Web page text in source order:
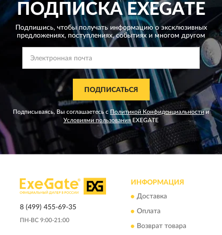
ПОДПИСКАEXEGATE
Подпишись, чтобы получать информацию о эксклюзивных
предложениях, поступлениях, событиях и многом другом
ПОДПИСАТЬСЯ
Подписываясь, Вы соглашаетесь сПолитикой Конфиденциальности и
Условиями пользованияEXEGATE
8 (499) 455-69-35
ПН-ВС 9:00-21:00
ИНФОРМАЦИЯ
Доставка
Оплата
Возврат товара